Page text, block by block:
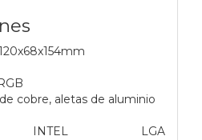
cobre, aletas de aluminio
INTEL LGA